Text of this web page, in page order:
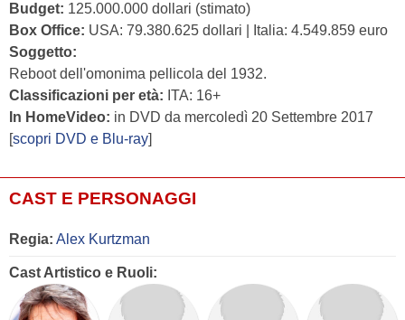
Budget: 125.000.000 dollari (stimato)
Box Office: USA: 79.380.625 dollari | Italia: 4.549.859 euro
Soggetto:
Reboot dell'omonima pellicola del 1932.
Classificazioni per età: ITA: 16+
In HomeVideo: in DVD da mercoledì 20 Settembre 2017
[scopri DVD e Blu-ray]
CAST E PERSONAGGI
Regia: Alex Kurtzman
Cast Artistico e Ruoli: